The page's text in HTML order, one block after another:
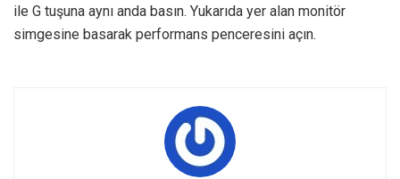
ile G tuşuna aynı anda basın. Yukarıda yer alan monitör
simgesine basarak performans penceresini açın.